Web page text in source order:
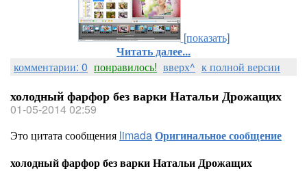
[показать]
Читать далее...
комментарии: 0 понравилось! вверх^ к полной версии
холодный фарфор без варки Натальи Дрожащих
01-05-2014 02:59
Это цитата сообщения limadaОригинальное сообщение
холодный фарфор без варки Натальи Дрожащих